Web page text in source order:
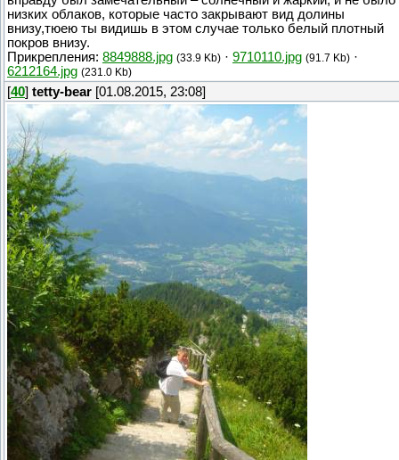
низких облаков, которые часто закрывают вид долины
внизу,тюею ты видишь в этом случае только белый плотный
покров внизу.
Прикрепления: 8849888.jpg (33.9 Kb) · 9710110.jpg (91.7 Kb) ·
6212164.jpg (231.0 Kb)
[40] tetty-bear [01.08.2015, 23:08]